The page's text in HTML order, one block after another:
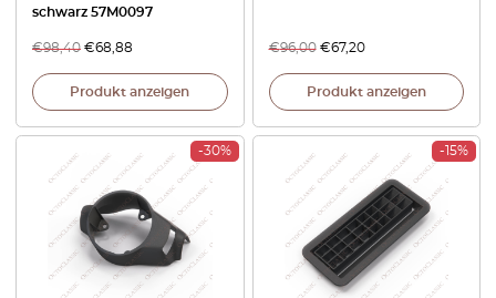
schwarz 57M0097
€98,40 €68,88
Produkt anzeigen
€96,00 €67,20
Produkt anzeigen
-30% -15%